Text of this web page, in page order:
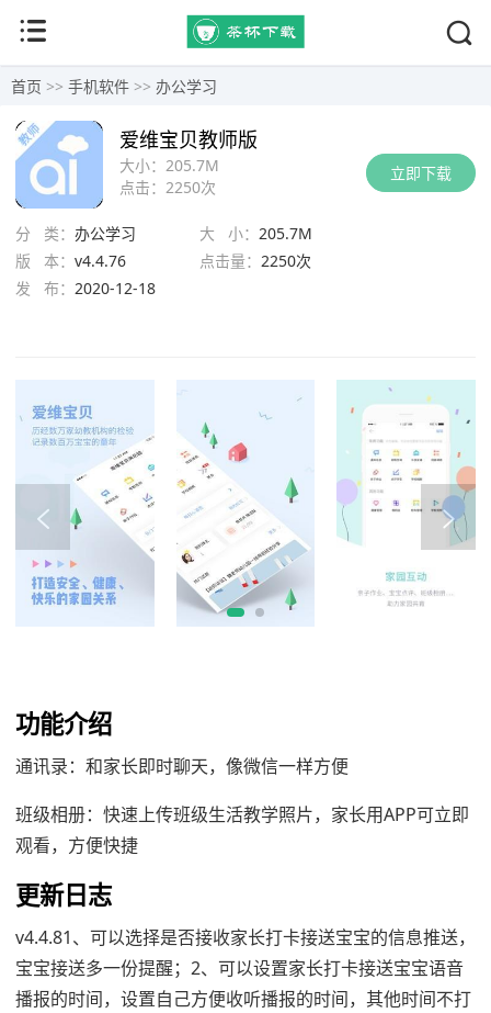
首页 >> 手机软件 >> 办公学习
立即下载
大小： 205.7M
点击： 2250次
爱维宝贝教师版
分 类： 办公学习 大 小： 205.7M
版 本： v4.4.76 点击量： 2250次
发 布： 2020-12-18
功能介绍
通讯录：和家长即时聊天，像微信一样方便
班级相册：快速上传班级生活教学照片，家长用APP可立即
观看，方便快捷
更新日志
v4.4.81、可以选择是否接收家长打卡接送宝宝的信息推送，
宝宝接送多一份提醒；2、可以设置家长打卡接送宝宝语音
播报的时间，设置自己方便收听播报的时间，其他时间不打